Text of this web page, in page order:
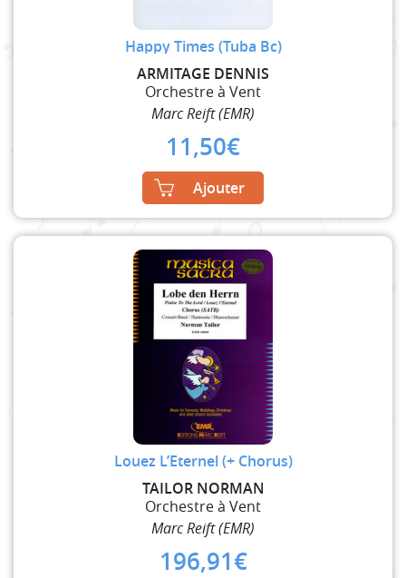
Happy Times (Tuba Bc)
ARMITAGE DENNIS
Orchestre à Vent
Marc Reift (EMR)
11,50€
Ajouter
Louez L’Eternel (+ Chorus)
TAILOR NORMAN
Orchestre à Vent
Marc Reift (EMR)
196,91€